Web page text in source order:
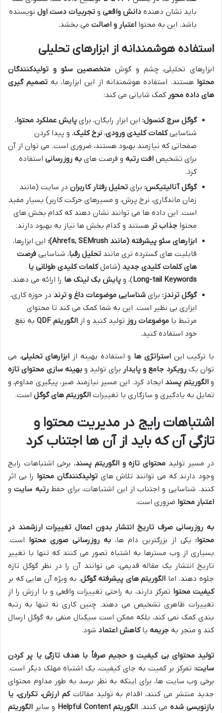
باید نشان دهنده دانش واقعی و تجربیات دست اول نویسنده
باشد. این به محتوا اعتبار و اصالت می بخشد.
استفاده هوشمندانه از ابزارهای تحلیلی
ابزارهای تحلیلی، چشم و گوش متخصصین سئو و تولیدکنندگان
محتوا هستند. استفاده هوشمندانه از این ابزارها، به تصمیم گیری
های داده محور کمک شایانی می کند:
گوگل سرچ کنسول: این ابزار رایگان، برای پایش عملکرد محتوا،
شناساییکلمات کلیدی ورودی، نرخ کلیک، و پیدا کردن
صفحاتی که نیازمند بهبود هستند، ضروری است. می توان از آن
برای تشخیص افت رتبه و فرصت های به روزرسانی استفاده
کرد.
گوگل آنالیتیکس: برای تحلیل رفتار کاربران در سایت (مانند
زمان ماندگاری، نرخ پرش، و مسیرهای حرکت کاربر) بسیار مفید
است. این داده ها می توانند نشان دهند که کدام بخش های
محتوا جذاب تر هستند و کدام بخش ها نیاز به بهبود دارند.
ابزارهای سئو پیشرفته (مانند Ahrefs, SEMrush):
این ابزارها،
قابلیت های گسترده تری مانند تحلیل رقبا، شناسایی فرصت
های کلمات کلیدی جدید (شاملکلمات کلیدی طولانی یا
Long-tail Keywords)، و پایش بک لینک ها را ارائه می دهند.
گوگل ترندز: برای شناسایی موضوعات داغ و ترند در حوزه کاری،
ابزاری بی نظیر است. این به شما کمک می کند تا محتوای
مرتبط با موضوعات روز تولید کنید و از الگوریتم QDF
به نفع
خود استفاده کنید.
با ترکیب ایناستراتژی ها و استفاده بهینه از ابزارهای تحلیلی، می
توان یکرویکرد جامع و پایدار برای تولید وبهینه سازی محتوای تازه
والگوریتم پسندایجاد کرد. این مسیر نیازمند صبر، پیگیری مداوم، و
تمایل به یادگیری و سازگاری با تغییرات الگوریتم های گوگل است.
اشتباهات رایج در مدیریت محتوا و
تازگی آن که باید از آن ها اجتناب کرد
در مسیر تولید محتوای تازه و الگوریتم پسند، برخی اشتباهات رایج
وجود دارند که می توانند تلاش هایتولیدکنندگان محتوا را بی اثر
کنند. شناسایی و اجتناب از این اشتباهات، برای حفظرتبه سایتو
اعتبار محتوا ضروری است.
به روزرسانی صرف تاریخ انتشار بدون اعمال تغییرات ارزشمند در
محتوا: یکی از بزرگترین دام ها، به روزرسانی صوری محتوا است.
بسیاری از وب مسترها به اشتباه تصور می کنند که تنها با تغییر
تاریخ انتشار یک مقاله قدیمی، می توانند آن را در نظر گوگل تازه
جلوه دهند. اما الگوریتم های پیشرفته گوگل، به ویژه آن هایی که بر
کیفیت محتوا تمرکز دارند، به راحتی تغییرات واقعی و با ارزش را از
تغییرات ظاهری تشخیص می دهند. چنین کاری نه تنها به رتبه
بندی کمک نمی کند، بلکه ممکن است سیگنال منفی به گوگل ارسال
کند و منجر به جریمه یاکاهش اعتماد شود.
تولید محتوای بی کیفیت و حجیم صرفاً با هدف تازگی یا پر کردن
سایت: تمرکز بر کمیت به جای کیفیت، یک اشتباه مهلک دیگر است.
برخی وب سایت ها، برای اینکه به نظر برسد به طور مداوم محتوای
جدید منتشر می کنند، اقدام به تولید مقالاتکم ارزش، تکراری، یا
بازنویسی شدهمی کنند. الگوریتم Helpful Content و سایر الگوریتم